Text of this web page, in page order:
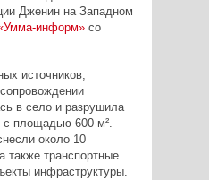
Дженин на Западном
информ»со
источников,
в село и разрушила
с площадью 600 м².
около 10
также транспортные
инфраструктуры.